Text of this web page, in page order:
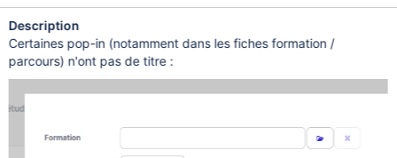
Description
Certaines pop-in (notamment dans les fiches formation /
parcours) n'ont pas de titre :